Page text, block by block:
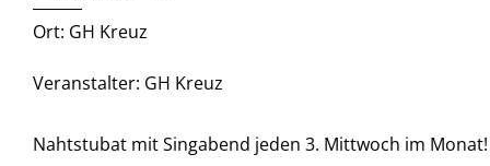
Ort: GH Kreuz
Veranstalter: GH Kreuz
Nahtstubat mit Singabend jeden 3. Mittwoch im Monat!